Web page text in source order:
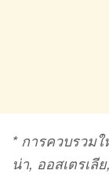
* การควบรวม
น่า, ออสเตรเ